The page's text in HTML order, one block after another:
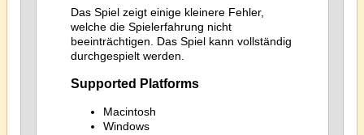
Das Spiel zeigt einige kleinere Fehler,
welche die Spielerfahrung nicht
beeinträchtigen. Das Spiel kann vollständig
durchgespielt werden.
Supported Platforms
Macintosh
Windows